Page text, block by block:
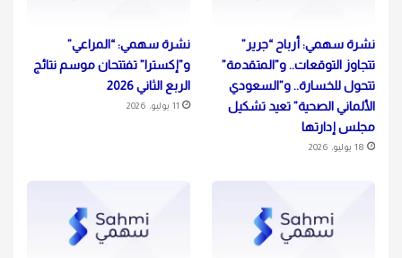
نشرة سهمي: أرباح “جرير”
تتجاوز التوقعات.. و”المتقدمة”
تتحول للخسارة.. و”السعودي
الألماني الصحية” تعيد تشكيل
مجلس إدارتها
18 يوليو، 2026
نشرة سهمي: “المراعي”
و”إكسترا” تفتتحان موسم نتائج
الربع الثاني 2026
11 يوليو، 2026